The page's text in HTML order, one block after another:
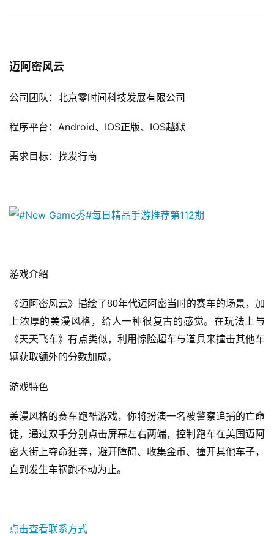
5
十
届
茶
3
日
游
茶
对
会
上
海
迈阿密风云
公司团队：北京零时间科技发展有限公司
程序平台：Android、IOS正版、IOS越狱
需求目标：找发行商
游戏介绍
《迈阿密风云》描绘了80年代迈阿密当时的赛车的场景，加
上浓厚的美漫风格，给人一种很复古的感觉。在玩法上与
《天天飞车》有点类似，利用惊险超车与道具来撞击其他车
辆获取额外的分数加成。
游戏特色
美漫风格的赛车跑酷游戏，你将扮演一名被警察追捕的亡命
徒，通过双手分别点击屏幕左右两端，控制跑车在美国迈阿
密大街上夺命狂奔，避开障碍、收集金币、撞开其他车子，
直到发生车祸跑不动为止。
点击查看联系方式